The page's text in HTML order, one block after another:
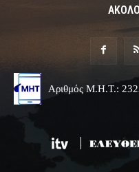
Αριθμός Μ.Η.Τ.: